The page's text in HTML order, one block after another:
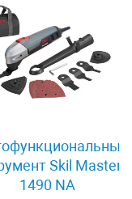
Skil Masters
1490 NA